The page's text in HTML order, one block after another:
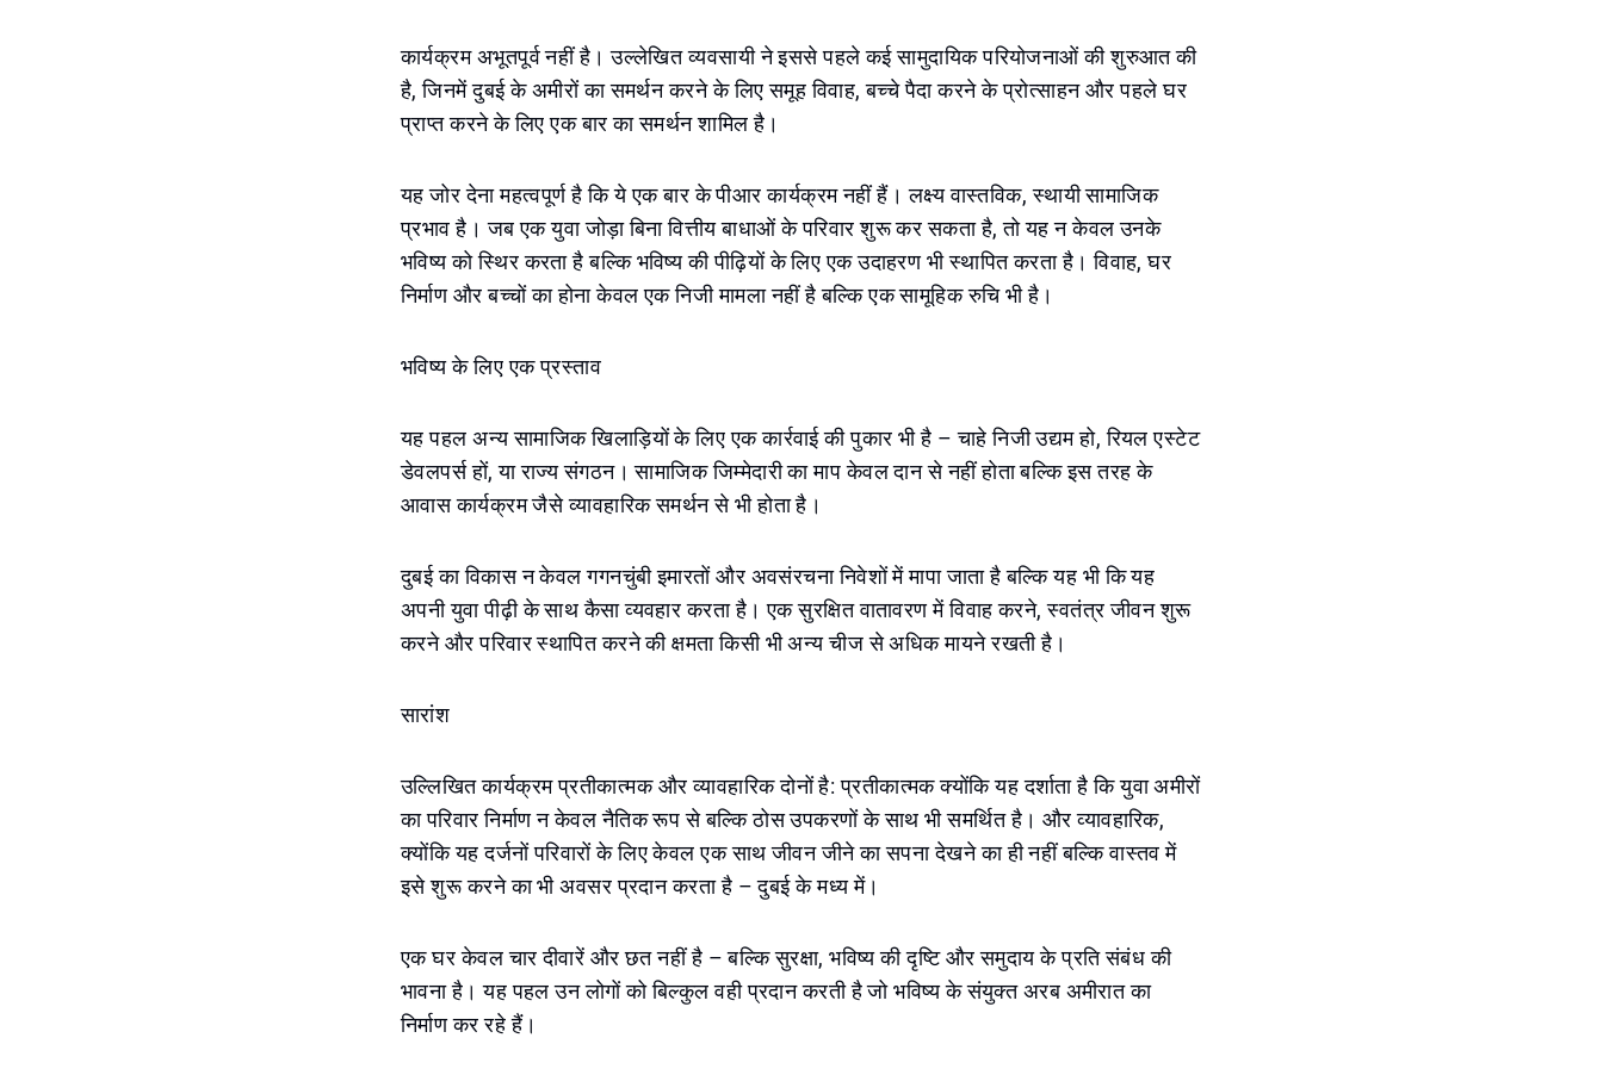
कार्यक्रम अभूतपूर्व नहीं है। उल्लेखित व्यवसायी ने इससे पहले कई सामुदायिक परियोजनाओं की शुरुआत की
है, जिनमें दुबई के अमीरों का समर्थन करने के लिए समूह विवाह, बच्चे पैदा करने के प्रोत्साहन और पहले घर
प्राप्त करने के लिए एक बार का समर्थन शामिल है।
यह जोर देना महत्वपूर्ण है कि ये एक बार के पीआर कार्यक्रम नहीं हैं। लक्ष्य वास्तविक, स्थायी सामाजिक
प्रभाव है। जब एक युवा जोड़ा बिना वित्तीय बाधाओं के परिवार शुरू कर सकता है, तो यह न केवल उनके
भविष्य को स्थिर करता है बल्कि भविष्य की पीढ़ियों के लिए एक उदाहरण भी स्थापित करता है। विवाह, घर
निर्माण और बच्चों का होना केवल एक निजी मामला नहीं है बल्कि एक सामूहिक रुचि भी है।
भविष्य के लिए एक प्रस्ताव
यह पहल अन्य सामाजिक खिलाड़ियों के लिए एक कार्रवाई की पुकार भी है – चाहे निजी उद्यम हो, रियल एस्टेट
डेवलपर्स हों, या राज्य संगठन। सामाजिक जिम्मेदारी का माप केवल दान से नहीं होता बल्कि इस तरह के
आवास कार्यक्रम जैसे व्यावहारिक समर्थन से भी होता है।
दुबई का विकास न केवल गगनचुंबी इमारतों और अवसंरचना निवेशों में मापा जाता है बल्कि यह भी कि यह
अपनी युवा पीढ़ी के साथ कैसा व्यवहार करता है। एक सुरक्षित वातावरण में विवाह करने, स्वतंत्र जीवन शुरू
करने और परिवार स्थापित करने की क्षमता किसी भी अन्य चीज से अधिक मायने रखती है।
सारांश
उल्लिखित कार्यक्रम प्रतीकात्मक और व्यावहारिक दोनों है: प्रतीकात्मक क्योंकि यह दर्शाता है कि युवा अमीरों
का परिवार निर्माण न केवल नैतिक रूप से बल्कि ठोस उपकरणों के साथ भी समर्थित है। और व्यावहारिक,
क्योंकि यह दर्जनों परिवारों के लिए केवल एक साथ जीवन जीने का सपना देखने का ही नहीं बल्कि वास्तव में
इसे शुरू करने का भी अवसर प्रदान करता है – दुबई के मध्य में।
एक घर केवल चार दीवारें और छत नहीं है – बल्कि सुरक्षा, भविष्य की दृष्टि और समुदाय के प्रति संबंध की
भावना है। यह पहल उन लोगों को बिल्कुल वही प्रदान करती है जो भविष्य के संयुक्त अरब अमीरात का
निर्माण कर रहे हैं।